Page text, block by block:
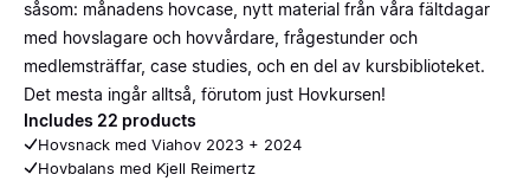
såsom: månadens hovcase, nytt material från våra fältdagar
med hovslagare och hovvårdare, frågestunder och
medlemsträffar, case studies, och en del av kursbiblioteket.
Det mesta ingår alltså, förutom just Hovkursen!
Includes 22 products
Hovsnack med Viahov 2023 + 2024
Hovbalans med Kjell Reimertz